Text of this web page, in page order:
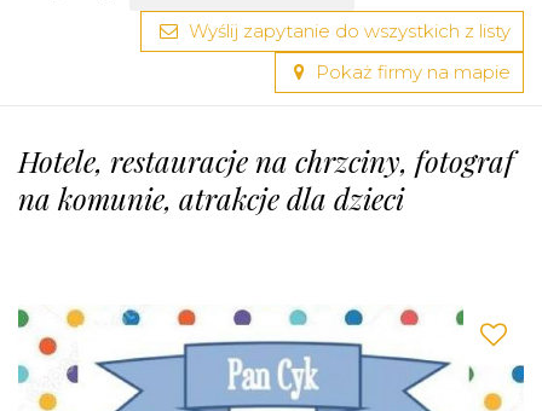
Wyślij zapytanie do wszystkich z listy
Pokaż firmy na mapie
Hotele, restauracje na chrzciny, fotograf
na komunie, atrakcje dla dzieci